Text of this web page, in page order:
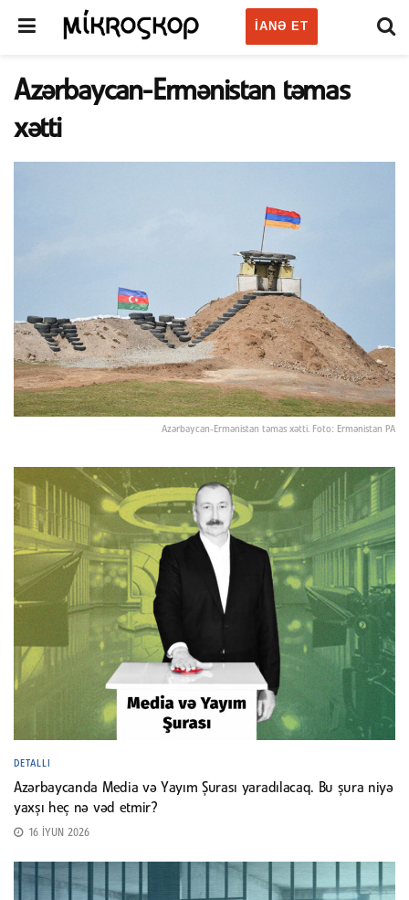
IANƏ ET
Azərbaycan-Ermənistan təmas
xətti
Azərbaycan-Ermənistan təmas xətti. Foto: Ermənistan PA
DETALLI
Azərbaycanda Media və Yayım Şurası yaradılacaq. Bu şura niyə
yaxşı heç nə vəd etmir?
16 İYUN 2026